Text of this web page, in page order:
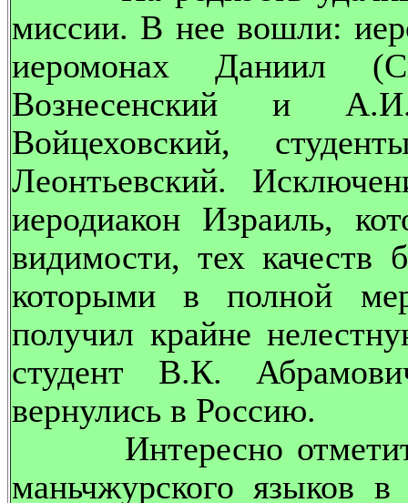
миссии. В нее вошли:
иеромонах Даниил
Вознесенский и
Войцеховский,
Леонтьевский.
иеродиакон Израиль,
видимости, тех качеств
которыми в полной
получил крайне
студент В.К.
вернулись в Россию.
Интересно отметить,
маньчжурского языков